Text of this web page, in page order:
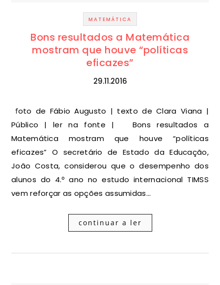
MATEMÁTICA
Bons resultados a Matemática
mostram que houve “políticas
eficazes”
29.11.2016
foto de Fábio Augusto | texto de Clara Viana |
Público | ler na fonte | Bons resultados a
Matemática mostram que houve “políticas
eficazes” O secretário de Estado da Educação,
João Costa, considerou que o desempenho dos
alunos do 4.º ano no estudo internacional TIMSS
vem reforçar as opções assumidas…
continuar a ler